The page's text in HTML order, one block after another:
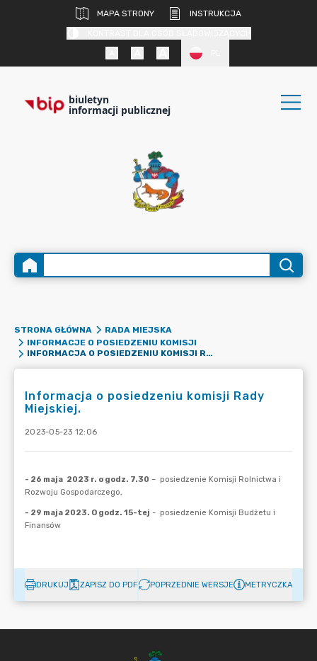
MAPA STRONY
INSTRUKCJA
biuletyn
informacji publicznej
STRONA GŁÓWNA
RADA MIEJSKA
INFORMACJE O POSIEDZENIU KOMISJI
INFORMACJA O POSIEDZENIU KOMISJI RADY MIEJSKIEJ.
Informacja o posiedzeniu komisji Rady
Miejskiej.
2023-05-23 12:06
DRUKUJ ZAPISZ DO PDF POPRZEDNIE WERSJE METRYCZKA